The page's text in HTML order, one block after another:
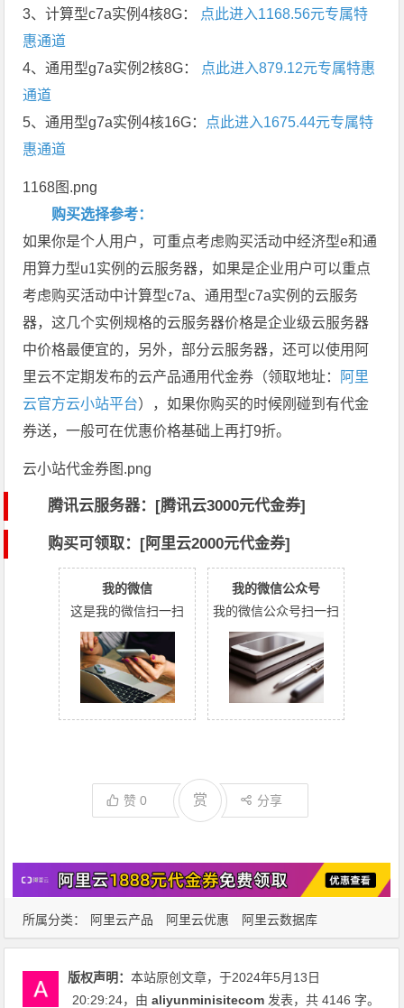
3、计算型c7a实例4核8G： 点此进入1168.56元专属特
惠通道
4、通用型g7a实例2核8G： 点此进入879.12元专属特惠
通道
5、通用型g7a实例4核16G： 点此进入1675.44元专属特
惠通道
1168图.png
购买选择参考：
如果你是个人用户，可重点考虑购买活动中经济型e和通
用算力型u1实例的云服务器，如果是企业用户可以重点
考虑购买活动中计算型c7a、通用型c7a实例的云服务
器，这几个实例规格的云服务器价格是企业级云服务器
中价格最便宜的，另外，部分云服务器，还可以使用阿
里云不定期发布的云产品通用代金券（领取地址：
阿里
云官方云小站平台），如果你购买的时候刚碰到有代金
券送，一般可在优惠价格基础上再打9折。
云小站代金券图.png
腾讯云服务器：[腾讯云3000元代金券]
购买可领取：[阿里云2000元代金券]
我的微信
这是我的微信扫一扫
我的微信公众号
我的微信公众号扫一扫
赞0 赏 分享
所属分类： 阿里云产品 阿里云优惠 阿里云数据库
版权声明：本站原创文章，于2024年5月13日
20:29:24，由aliyunminisitecom 发表，共 4146 字。